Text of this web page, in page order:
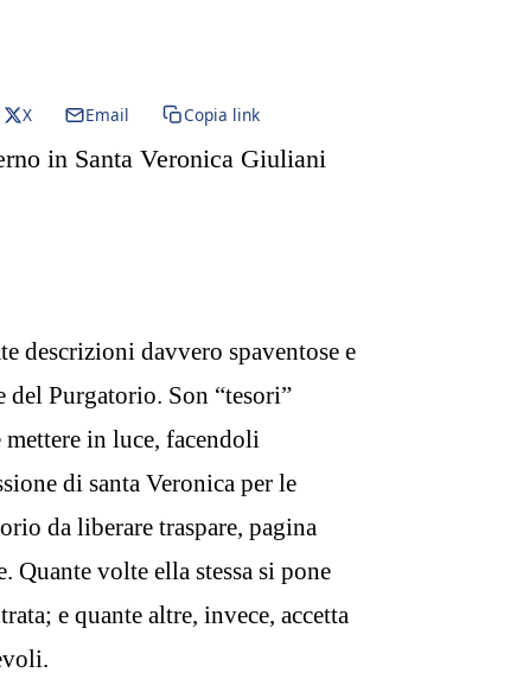
X Email Copia link
in Santa Veronica Giuliani
descrizioni davvero spaventose e
del Purgatorio. Son “tesori”
mettere in luce, facendoli
di santa Veronica per le
da liberare traspare, pagina
volte ella stessa si pone
e quante altre, invece, accetta